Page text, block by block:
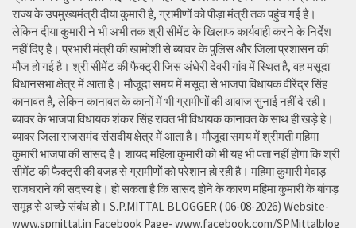
राज्य के उपमुख्यमंत्री दीया कुमारी है, ग्रामीणों को पीड़ा मंत्री तक पहुंच गई है।
लेकिन दीया कुमारी ने भी अभी तक श्री सीमेंट के खिलाफ कार्यवाही करने के निर्देश
नहीं दिए है। प्रभारी मंत्री की खामोशी से ब्यावर के पुलिस और जिला प्रशासन की
मौज हो गई है। श्री सीमेंट की फैक्ट्री जिस अंधेरी देवरी गांव में स्थित है, वह मसूदा
विधानसभा क्षेत्र में आता है। मौजूदा समय में मसूदा से भाजपा विधायक वीरेंद्र सिंह
कानावत है, लेकिन कानावत के कानों में भी ग्रामीणों की आवाज सुनाई नहीं दे रही।
ब्यावर के भाजपा विधायक शंकर सिंह रावत भी विधायक कानावत के साथ ही खड़े हे।
ब्यावर जिला राजसमंद संसदीय क्षेत्र में आता है। मौजूदा समय में श्रीमती महिमा
कुमारी भाजपा की सांसद है। शायद महिला कुमारी को भी यह भी पता नहीं होगा कि श्री
सीमेंट की फैक्ट्री की वजह से ग्रामीणों को परेशान हो रही है। महिमा कुमारी मेवाड़
राजघराने की सदस्य हे। हो सकता है कि सांसद होने के कारण महिमा कुमारी के बांगड़
समूह से अच्छे संबंध हो। S.P.MITTAL BLOGGER ( 06-08-2026) Website-
www.spmittal.in Facebook Page- www.facebook.com/SPMittalblog